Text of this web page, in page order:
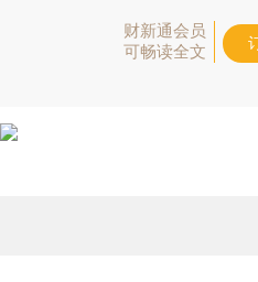
财新通会员
可畅读全文